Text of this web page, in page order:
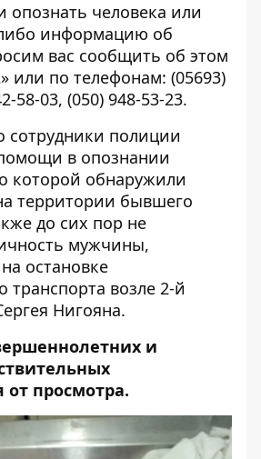
опознать человека или
информацию об
вас сообщить об этом
или по телефонам: (05693)
58-03, (050) 948-53-23.
сотрудники полиции
в опознании
которой обнаружили
территории бывшего
до сих пор не
мужчины,
остановке
транспорта возле 2-й
Нигояна.
и
от просмотра.